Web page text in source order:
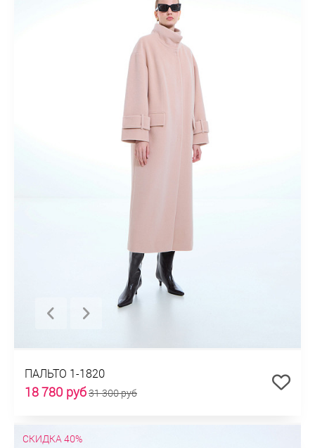
ПАЛЬТО 1-1820
18 780 руб31 300 руб
СКИДКА 40%